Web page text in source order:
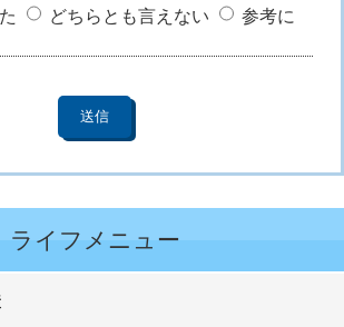
どちらとも言えない
参考に
ライフメニュー